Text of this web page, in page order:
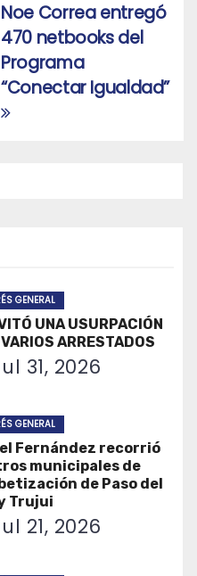
Noe Correa entregó
470 netbooks del
Programa
“Conectar Igualdad”
GENERAL
UNA USURPACIÓN
ARRESTADOS
31, 2026
GENERAL
Fernández recorrió
municipales de
de Paso del
Trujui
21, 2026